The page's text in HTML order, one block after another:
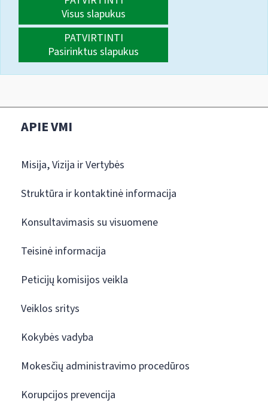
Visus slapukus
PATVIRTINTI
Pasirinktus slapukus
APIE VMI
Misija, Vizija ir Vertybės
Struktūra ir kontaktinė informacija
Konsultavimasis su visuomene
Teisinė informacija
Peticijų komisijos veikla
Veiklos sritys
Kokybės vadyba
Mokesčių administravimo procedūros
Korupcijos prevencija